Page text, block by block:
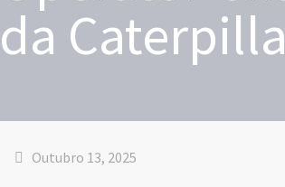
da
Outubro 13, 2025